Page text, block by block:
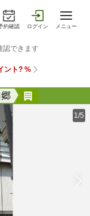
約確認 ログイン メニュー
1/5